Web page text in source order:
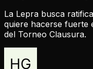
La Lepra busca
quiere hacerse fuerte
del Torneo Clausura.